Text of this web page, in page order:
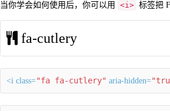
当你学会如何使用后，你可以用 <i> 标签把
fa-cutlery
<i class="fa fa-cutlery" aria-hidden=